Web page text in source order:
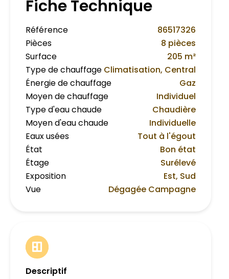
Fiche Technique
Référence
86517326
Pièces
8 pièces
Surface
205 m²
Type de chauffage Climatisation, Central
Énergie de chauffage
Gaz
Moyen de chauffage
Individuel
Type d'eau chaude
Chaudière
Moyen d'eau chaude
Individuelle
Eaux usées
Tout à l'égout
État
Bon état
Étage
Surélevé
Exposition
Est, Sud
Vue
Dégagée Campagne
Descriptif